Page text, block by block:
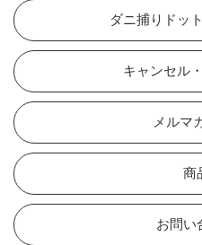
ダニ捕りドッ
キャンセル
メルマ
商
お問い